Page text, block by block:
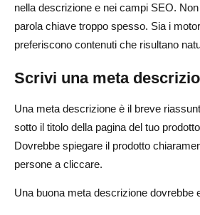
nella descrizione e nei campi SEO.
parola chiave troppo spesso. Sia i
preferiscono contenuti che risultano
Scrivi una meta
Una meta descrizione è il breve
sotto il titolo della pagina del tuo
Dovrebbe spiegare il prodotto
persone a cliccare.
Una buona meta descrizione dovrebbe